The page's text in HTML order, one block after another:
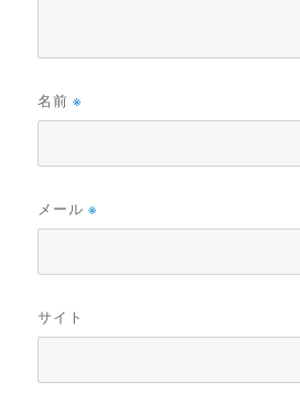
名前※
メール※
サイト